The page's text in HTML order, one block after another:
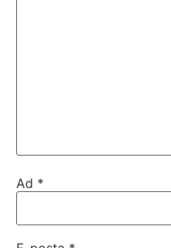
Ürün
Ad *